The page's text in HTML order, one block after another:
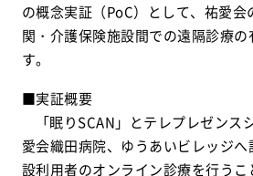
の概念実証（PoC）として、祐愛
関・介護保険施設間での遠隔診療
す。
■実証概要
「眠りSCAN」とテレプレゼン
愛会織田病院、ゆうあいビレッジ
設利用者のオンライン診療を行う